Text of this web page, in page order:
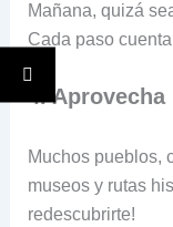
Mañana, quizá
Cada paso
4.
Muchos pueblos,
museos y rutas
redescubrirte!